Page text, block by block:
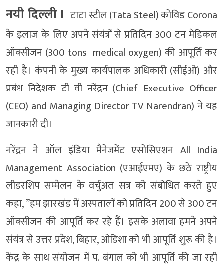
नयी दिल्ली । टाटा स्टील (Tata Steel) कोविड Corona
के इलाज के लिए अपने संयंत्रों से प्रतिदिन 300 टन मेडिकल
ऑक्सीजन (300 tons medical oxygen) की आपूर्ति कर
रही है। कंपनी के मुख्य कार्यपालक अधिकारी (सीईओ) और
प्रबंध निदेशक टी वी नरेंद्रन (Chief Executive Officer
(CEO) and Managing Director TV Narendran) ने यह
जानकारी दी।
नरेंद्रन ने ऑल इंडिया मैनेजमेंट एसोसिएशन All India
Management Association (एआईएमए) के छठे राष्ट्रीय
लीडरशिप सम्मेलन के वर्चुअल सत्र को संबोधित करते हुए
कहा, ”हम झारखंड में अस्पतालों को प्रतिदिन 200 से 300 टन
ऑक्सीजन की आपूर्ति कर रहे हैं। इसके अलावा हमने अपने
संयंत्र से उत्तर प्रदेश, बिहार, ओडिशा को भी आपूर्ति शुरू की है।
केंद्र के साथ संयोजन में प. बंगाल को भी आपूर्ति की जा रही